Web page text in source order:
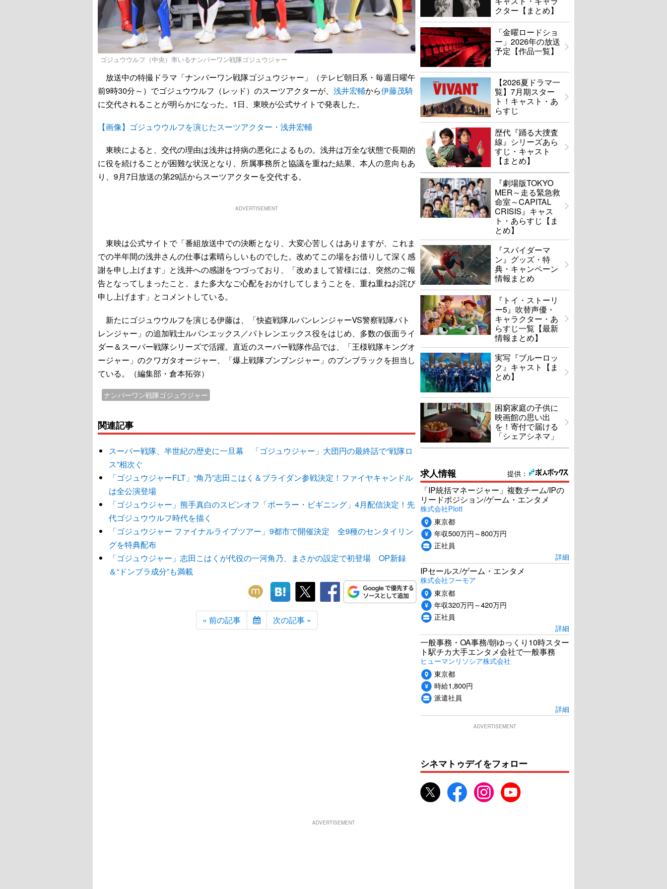
ゴジュウウルフ（中央）率いるナンバーワン戦隊ゴジュウジャー
放送中の特撮ドラマ「ナンバーワン戦隊ゴジュウジャー」（テレビ朝日系・毎週日曜午
前9時30分～）でゴジュウウルフ（レッド）のスーツアクターが、 浅井宏輔から伊藤茂騎
に交代されることが明らかになった。1日、東映が公式サイトで発表した。
【画像】ゴジュウウルフを演じたスーツアクター・浅井宏輔
東映によると、交代の理由は浅井は持病の悪化によるもの。浅井は万全な状態で長期的
に役を続けることが困難な状況となり、所属事務所と協議を重ねた結果、本人の意向もあ
り、9月7日放送の第29話からスーツアクターを交代する。
ADVERTISEMENT
東映は公式サイトで「番組放送中での決断となり、大変心苦しくはありますが、これま
での半年間の浅井さんの仕事は素晴らしいものでした。改めてこの場をお借りして深く感
謝を申し上げます」と浅井への感謝をつづっており、「改めまして皆様には、突然のご報
告となってしまったこと、また多大なご心配をおかけしてしまうことを、重ね重ねお詫び
申し上げます」とコメントしている。
新たにゴジュウウルフを演じる伊藤は、「快盗戦隊ルパンレンジャーVS警察戦隊パト
レンジャー」の追加戦士ルパンエックス／パトレンエックス役をはじめ、多数の仮面ライ
ダー＆スーパー戦隊シリーズで活躍。直近のスーパー戦隊作品では、「王様戦隊キングオ
ージャー」のクワガタオージャー、「爆上戦隊ブンブンジャー」のブンブラックを担当し
ている。（編集部・倉本拓弥）
ナンバーワン戦隊ゴジュウジャー
関連記事
スーパー戦隊、半世紀の歴史に一旦幕 「ゴジュウジャー」大団円の最終話で“戦隊ロ
ス”相次ぐ
「ゴジュウジャーFLT」“角乃”志田こはく＆ブライダン参戦決定！ファイヤキャンドル
は全公演登場
「ゴジュウジャー」熊手真白のスピンオフ「ポーラー・ビギニング」4月配信決定！先
代ゴジュウウルフ時代を描く
「ゴジュウジャー ファイナルライブツアー」9都市で開催決定 全9種のセンタイリン
グを特典配布
「ゴジュウジャー」志田こはくが代役の一河角乃、まさかの設定で初登場 OP新録
＆“ドンブラ成分”も満載
« 前の記事 次の記事 »
クター【まとめ】
「金曜ロードショ
ー」2026年の放送
予定【作品一覧】
【2026夏ドラマ一
覧】7月期スター
ト！キャスト・あ
らすじ
歴代『踊る大捜査
線』シリーズあら
すじ・キャスト
【まとめ】
『劇場版TOKYO
MER～走る緊急救
命室～CAPITAL
CRISIS』キャス
ト・あらすじ【ま
とめ】
『スパイダーマ
ン』グッズ・特
典・キャンペーン
情報まとめ
『トイ・ストーリ
ー5』吹替声優・
キャラクター・あ
らすじ一覧【最新
情報まとめ】
実写『ブルーロッ
ク』キャスト【ま
とめ】
困窮家庭の子供に
映画館の思い出
を！寄付で届ける
「シェアシネマ」
提供：
求人情報
「IP統括マネージャー」複数チーム/IPの
リードポジション/ゲーム・エンタメ
株式会社Plott
東京都
年収500万円～800万円
正社員
詳細
IPセールス/ゲーム・エンタメ
株式会社フーモア
東京都
年収320万円～420万円
正社員
詳細
一般事務・OA事務/朝ゆっくり10時スター
ト駅チカ大手エンタメ会社で一般事務
ヒューマンリソシア株式会社
東京都
時給1,800円
派遣社員
詳細
ADVERTISEMENT
シネマトゥデイをフォロー
ADVERTISEMENT